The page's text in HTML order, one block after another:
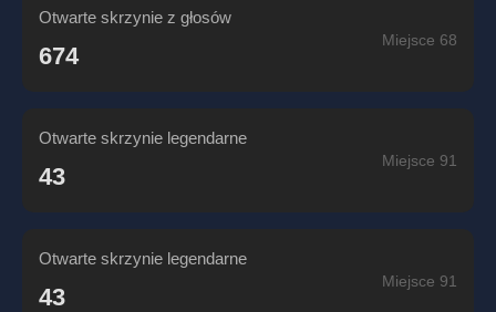
Otwarte skrzynie z głosów
674
Miejsce 68
Otwarte skrzynie legendarne
43
Miejsce 91
Otwarte skrzynie legendarne
43
Miejsce 91